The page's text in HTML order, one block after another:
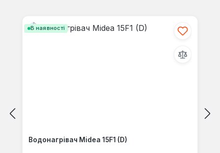
В наявності
Водонагрівач Midea 15F1 (D)